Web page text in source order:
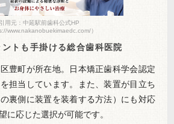
引用元：中延駅前歯科公式HP
www.nakanobuekimaedc.com/）
トも手掛ける総合歯科医院
豊町が所在地。日本矯正歯科学会認定
担当しています。また、装置が目立ち
裏側に装置を装着する方法）にも対応
に応じた選択が可能です。